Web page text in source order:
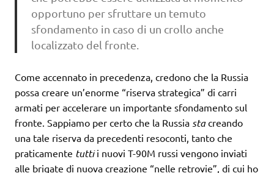
opportuno per sfruttare un temuto
sfondamento in caso di un crollo anche
localizzato del fronte.
Come accennato in precedenza, credono che la Russia
possa creare un’enorme “riserva strategica” di carri
armati per accelerare un importante sfondamento sul
fronte. Sappiamo per certo che la Russia stacreando
una tale riserva da precedenti resoconti, tanto che
praticamente tuttii nuovi T-90M russi vengono inviati
alle brigate di nuova creazione “nelle retrovie”, di cui ho